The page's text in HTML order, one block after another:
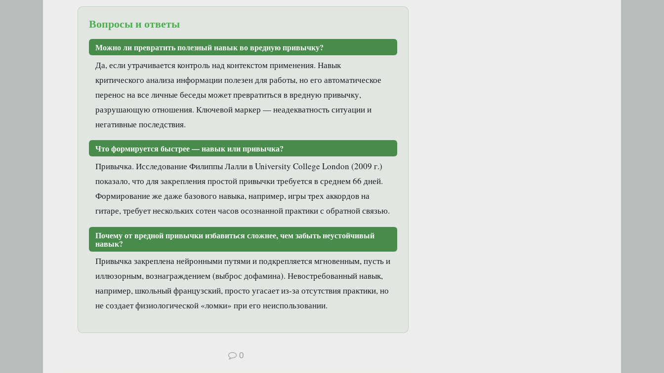
Вопросы и ответы
Можно ли превратить полезный навык во вредную привычку?
Да, если утрачивается контроль над контекстом применения. Навык
критического анализа информации полезен для работы, но его автоматическое
перенос на все личные беседы может превратиться в вредную привычку,
разрушающую отношения. Ключевой маркер — неадекватность ситуации и
негативные последствия.
Что формируется быстрее — навык или привычка?
Привычка. Исследование Филиппы Лалли в University College London (2009 г.)
показало, что для закрепления простой привычки требуется в среднем 66 дней.
Формирование же даже базового навыка, например, игры трех аккордов на
гитаре, требует нескольких сотен часов осознанной практики с обратной связью.
Почему от вредной привычки избавиться сложнее, чем забыть неустойчивый
навык?
Привычка закреплена нейронными путями и подкрепляется мгновенным, пусть и
иллюзорным, вознаграждением (выброс дофамина). Невостребованный навык,
например, школьный французский, просто угасает из-за отсутствия практики, но
не создает физиологической «ломки» при его неиспользовании.
0